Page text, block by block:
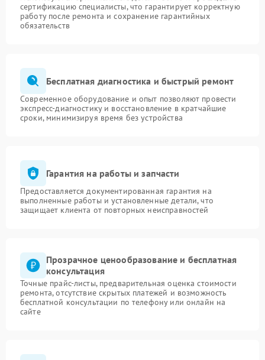
Адрес: ул. Чаянова 18
сертификацию специалисты, что гарантирует корректную
работу после ремонта и сохранение гарантийных
обязательств
Бесплатная диагностика и быстрый ремонт
Современное оборудование и опыт позволяют провести
экспресс-диагностику и восстановление в кратчайшие
сроки, минимизируя время без устройства
Гарантия на работы и запчасти
Предоставляется документированная гарантия на
выполненные работы и установленные детали, что
защищает клиента от повторных неисправностей
Прозрачное ценообразование и бесплатная
консультация
Точные прайс-листы, предварительная оценка стоимости
ремонта, отсутствие скрытых платежей и возможность
бесплатной консультации по телефону или онлайн на
сайте